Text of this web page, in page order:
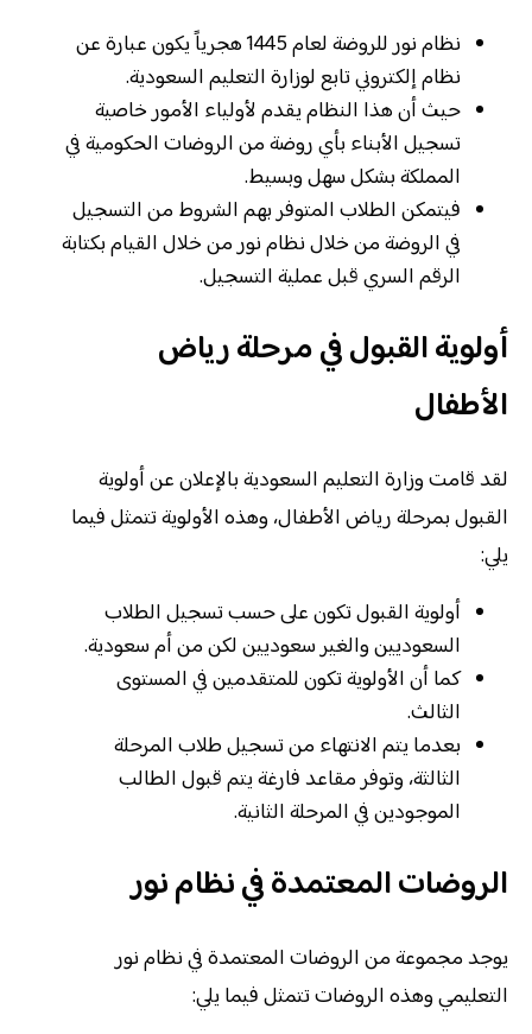
نظام نور للروضة لعام 1445 هجرياً يكون عبارة عن
نظام إلكتروني تابع لوزارة التعليم السعودية.
حيث أن هذا النظام يقدم لأولياء الأمور خاصية
تسجيل الأبناء بأي روضة من الروضات الحكومية في
المملكة بشكل سهل وبسيط.
فيتمكن الطلاب المتوفر بهم الشروط من التسجيل
في الروضة من خلال نظام نور من خلال القيام بكتابة
الرقم السري قبل عملية التسجيل.
أولوية القبول في مرحلة رياض
الأطفال
لقد قامت وزارة التعليم السعودية بالإعلان عن أولوية
القبول بمرحلة رياض الأطفال، وهذه الأولوية تتمثل فيما
يلي:
أولوية القبول تكون على حسب تسجيل الطلاب
السعوديين والغير سعوديين لكن من أم سعودية.
كما أن الأولوية تكون للمتقدمين في المستوى
الثالث.
بعدما يتم الانتهاء من تسجيل طلاب المرحلة
الثالثة، وتوفر مقاعد فارغة يتم قبول الطالب
الموجودين في المرحلة الثانية.
الروضات المعتمدة في نظام نور
يوجد مجموعة من الروضات المعتمدة في نظام نور
التعليمي وهذه الروضات تتمثل فيما يلي: